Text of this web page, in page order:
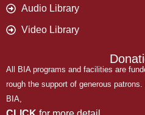
Audio Library
Video Library
All BIA programs and facilities are
rough the support of generous
BIA,